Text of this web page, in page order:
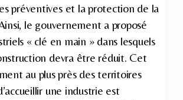
préventives et la protection de la
le gouvernement a proposé
« clé en main » dans lesquels
devra être réduit. Cet
au plus près des territoires
une industrie est